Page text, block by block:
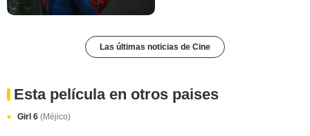
Las últimas noticias de Cine
Esta película en otros paises
Girl 6 (Méjico)